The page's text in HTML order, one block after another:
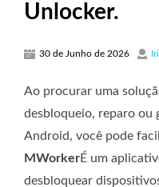
Unlocker.
30 de Junho de 2026
Ao procurar uma
desbloqueio, reparo ou
Android, você pode
MWorkerÉ um
desbloquear